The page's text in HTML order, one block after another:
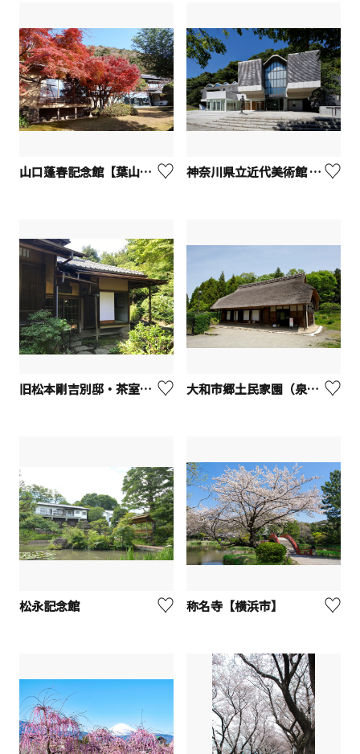
山口蓬春記念館【葉山町】 神奈川県立近代美術館 鎌倉別館
旧松本剛吉別邸・茶室「雨香亭」 大和市郷土民家園（泉の森内）
松永記念館 称名寺【横浜市】